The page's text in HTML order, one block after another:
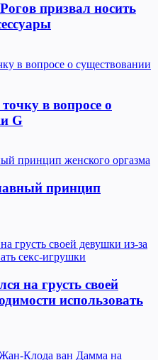
призвал носить
в вопросе о
G
принцип
на грусть своей
использовать